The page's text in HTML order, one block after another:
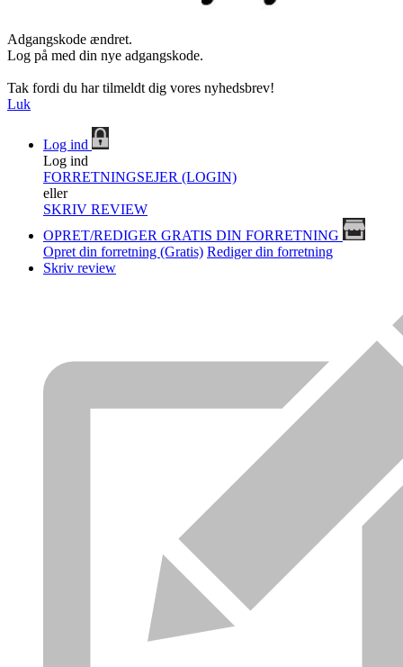
Adgangskode ændret.
Log på med din nye adgangskode.
Tak fordi du har tilmeldt dig vores nyhedsbrev!
Luk
Log ind
Log ind
FORRETNINGSEJER (LOGIN)
eller
SKRIV REVIEW
OPRET/REDIGER GRATIS DIN FORRETNING
Opret din forretning (Gratis) Rediger din forretning
Skriv review